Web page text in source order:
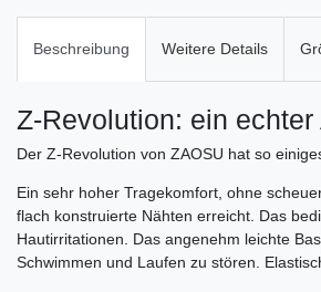
Beschreibung Weitere Details
Z-Revolution: ein
Der Z-Revolution von ZAOSU hat so
Ein sehr hoher Tragekomfort, ohne
flach konstruierte Nähten erreicht. Das
Hautirritationen. Das angenehm leichte
Schwimmen und Laufen zu stören.